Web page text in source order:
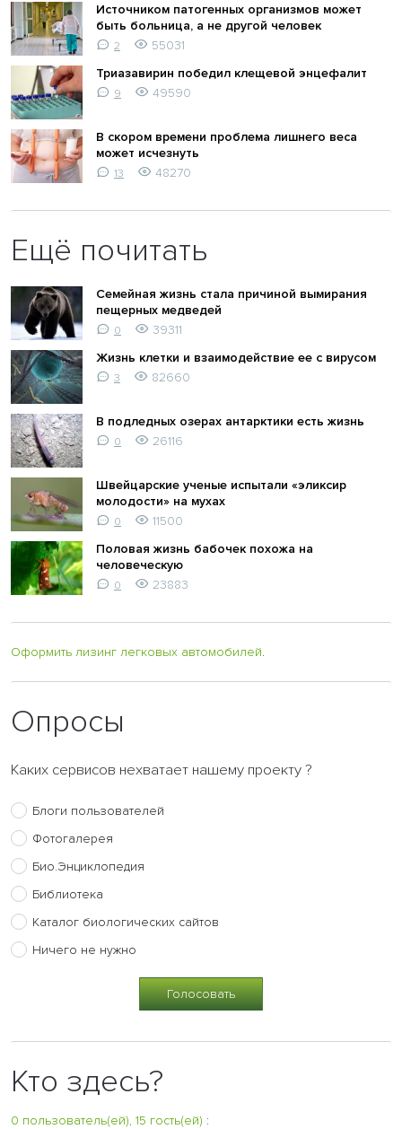
Источником патогенных организмов может
быть больница, а не другой человек
2
55031
Триазавирин победил клещевой энцефалит
9 49590
В скором времени проблема лишнего веса
может исчезнуть
13 48270
Ещё почитать
Семейная жизнь стала причиной вымирания
пещерных медведей
0
39311
Жизнь клетки и взаимодействие ее с вирусом
3 82660
В подледных озерах антарктики есть жизнь
0 26116
Швейцарские ученые испытали «эликсир
молодости» на мухах
0
11500
Половая жизнь бабочек похожа на
человеческую
0 23883
Оформить лизинг легковых автомобилей.
Опросы
Каких сервисов нехватает нашему проекту ?
Блоги пользователей
Фотогалерея
Био.Энциклопедия
Библиотека
Каталог биологических сайтов
Ничего не нужно
Кто здесь?
0 пользователь(ей), 15 гость(ей) :